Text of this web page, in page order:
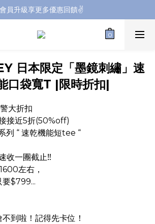
會員升級享更多優惠回饋✌️
會員升級享更多優惠回饋✌️
海外連線社團開放加入中📢
員升級享更多優惠回饋✌️
日本限定「墨鏡刺繡」速
口袋寬T |限時折扣|
大折扣
接近5折(50%off)
列 “ 速乾機能短tee “
收一團截止‼️
左右，
$799...
到啦！記得先卡位！